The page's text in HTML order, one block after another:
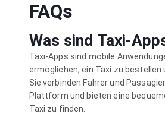
FAQs
Was sind Taxi-
Taxi-Apps sind mobile
ermöglichen, ein Taxi zu bestellen
Sie verbinden Fahrer und
Plattform und bieten eine
Taxi zu finden.